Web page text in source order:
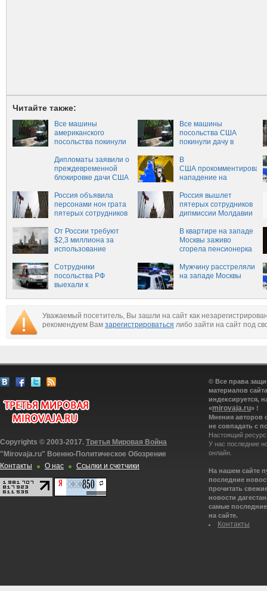
Читайте также:
Все машины
американского
посольства покинули
Бору
Все машины
посольства США
покинули дачу в
Дипломаты заявили о
преждевременной
блокировке дачи США
В
США прокомментировали
нападение на
(+ФОТО)
Россия объявила
персонами нон грата
пятерых сотрудников
Россия вышлет
пятерых сотрудников
дипмиссии Молдавии
От России требуют
$2,3 миллиона за
использование
В квартире на западе
Москвы заживо
сгорела пенсионерка
Сотрудники
посольства РФ
выехали к
Мужчину расстреляли
на западе Москвы
Уважаемый посетитель, Вы зашли на сайт как
рекомендуем Вам зарегистрироваться либо зайти на сайт под
Copyrights © 2003-2017. Третья Мировая Война
"Mirovaja.ru" Военно-Политическое Обозрение
Контакты
О нас Ссылки и счетчики
© Все права
материалов
индексируется,
«mirovaja.ru» !
Мнения авторов
не совпадать с
Настоящий
У нас последние
онлайн.
На нашем сайте
последние
прочитать
новости
самые
на сайте.
Контакты